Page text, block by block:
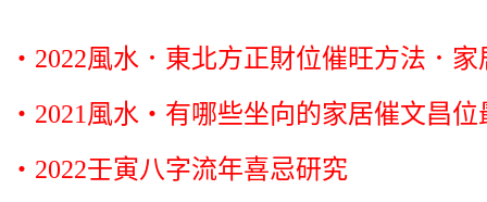
‧2022風水．東北方正財位催旺方法．家
‧2021風水‧有哪些坐向的家居催文昌位
‧2022壬寅八字流年喜忌研究